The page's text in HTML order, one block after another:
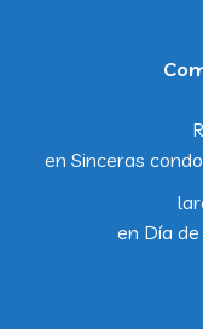
en Sinceras
en Día